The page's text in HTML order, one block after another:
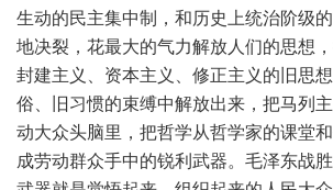
生动的民主集中制，和历史上统治阶级
地决裂，花最大的气力解放人们的思想
封建主义、资本主义、修正主义的旧思
俗、旧习惯的束缚中解放出来，把马列
动大众头脑里，把哲学从哲学家的课堂
成劳动群众手中的锐利武器。毛泽东战